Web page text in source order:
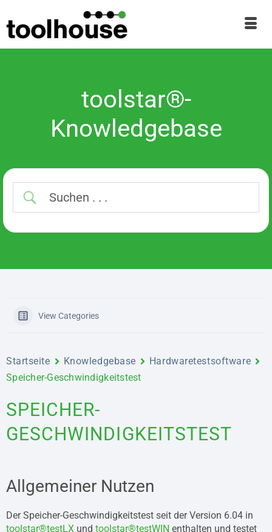
toolstar®-
Knowledgebase
View Categories
Startseite Knowledgebase
Hardwaretestsoftware
Speicher-Geschwindigkeitstest
SPEICHER-
GESCHWINDIGKEITSTEST
Allgemeiner Nutzen
Der Speicher-Geschwindigkeitstest seit der Version 6.04 in
toolstar®testLX und toolstar®testWIN enthalten und testet